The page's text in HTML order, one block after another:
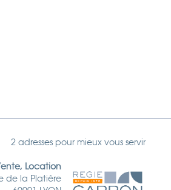
2 adresses pour mieux vous servir
Location
de la Platière